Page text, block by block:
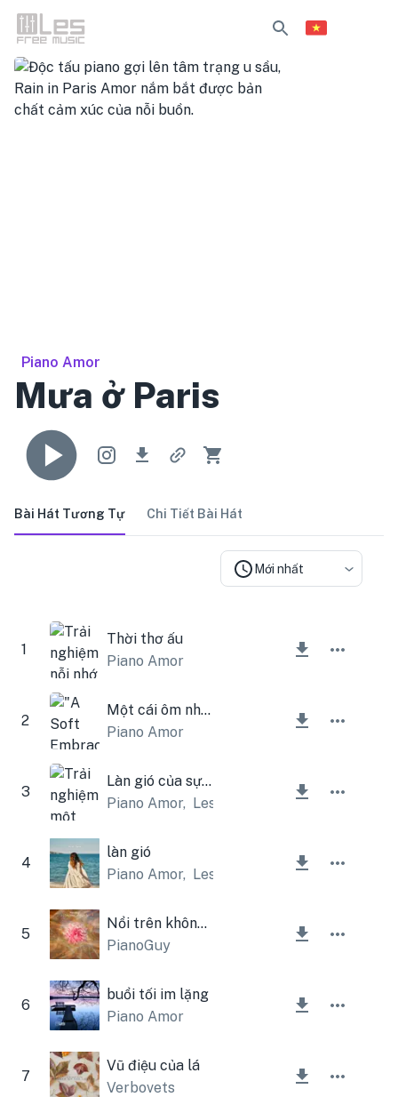
Piano Amor
Mưa ở Paris
Bài Hát Tương Tự Chi Tiết Bài Hát
Mới nhất
1
Thời thơ ấu
Piano Amor
2
Một cái ôm nhẹ nhàng
Piano Amor
3
Làn gió của sự thay đổi
Piano Amor, Lesfm
4
làn gió
Piano Amor, Lesfm
5
Nổi trên không trung
PianoGuy
6
buổi tối im lặng
Piano Amor
7
Vũ điệu của lá
Verbovets